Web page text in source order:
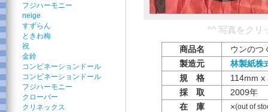
フジハーモニー
neige
すずらん
ときわ梅
祝
金鈴
コンビネーションドール
コンビネーションドール
フジハーモニー
クローバー
クリネックス
^^ 写真をクリ
商品名
ウンのつ
製造元
林製紙株
規 格
114mm x
採 取
2009年
在 庫
×(out of